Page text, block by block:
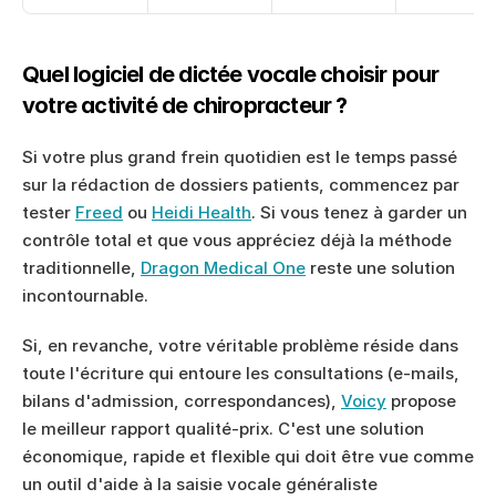
Quel logiciel de dictée vocale choisir pour
votre activité de chiropracteur ?
Si votre plus grand frein quotidien est le temps passé
sur la rédaction de dossiers patients, commencez par
tester Freed ou Heidi Health. Si vous tenez à garder un
contrôle total et que vous appréciez déjà la méthode
traditionnelle, Dragon Medical One reste une solution
incontournable.
Si, en revanche, votre véritable problème réside dans
toute l'écriture qui entoure les consultations (e-mails,
bilans d'admission, correspondances), Voicy propose
le meilleur rapport qualité-prix. C'est une solution
économique, rapide et flexible qui doit être vue comme
un outil d'aide à la saisie vocale généraliste